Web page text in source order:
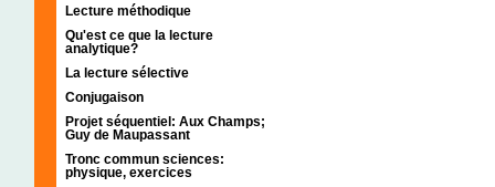
Lecture méthodique
Qu'est ce que la lecture
analytique?
La lecture sélective
Conjugaison
Projet séquentiel: Aux Champs;
Guy de Maupassant
Tronc commun sciences:
physique, exercices